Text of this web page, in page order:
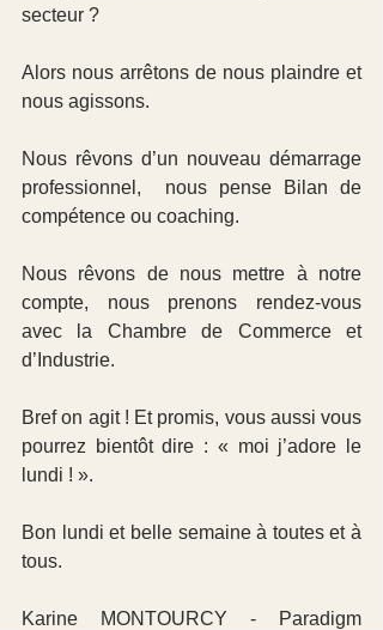
secteur ?
Alors nous arrêtons de nous plaindre et
nous agissons.
Nous rêvons d’un nouveau démarrage
professionnel,  nous pense Bilan de
compétence ou coaching.
Nous rêvons de nous mettre à notre
compte, nous prenons rendez-vous
avec la Chambre de Commerce et
d’Industrie.
Bref on agit ! Et promis, vous aussi vous
pourrez bientôt dire : « moi j’adore le
lundi ! ».
Bon lundi et belle semaine à toutes et à
tous.
Karine MONTOURCY - Paradigm